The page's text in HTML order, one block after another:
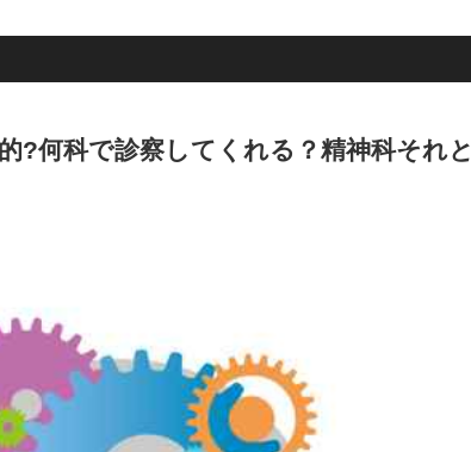
?何科で診察してくれる？精神科それと